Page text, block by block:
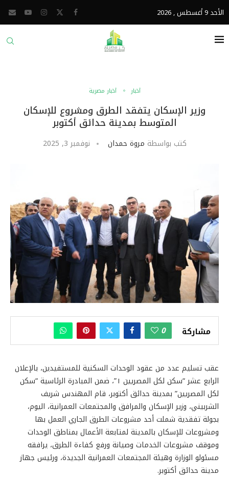
الأحد 9 أغسطس , 2026
أخبار أخبار مصرية
وزير الإسكان يتفقد الطرق ومشروع للإسكان
المتوسط بمدينة حدائق أكتوبر
كتب بواسطة مروة حمدان نوفمبر 3, 2025
مشاركة 0
عقب تسليم عدد من عقود الوحدات السكنية للمستفيدين، بالإعلان
الرابع عشر “سكن لكل المصريين ١”، ضمن المبادرة الرئاسية “سكن
لكل المصريين” بمدينة حدائق أكتوبر، قام المهندس شريف
الشربيني، وزير الإسكان والمرافق والمجتمعات العمرانية، اليوم،
بجولة تفقدية شملت أحد مشروعات الطرق الجاري العمل بها
ومشروعات للإسكان بالمدينة لمتابعة الأعمال بمناطق الوحدات
وموقف مشروعات الخدمات وصيانة ورفع كفاءة الطرق، يرافقه
مسئولو الوزارة وهيئة المجتمعات العمرانية الجديدة، ورئيس جهاز
مدينة حدائق أكتوبر.